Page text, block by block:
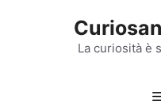
La curiosità è